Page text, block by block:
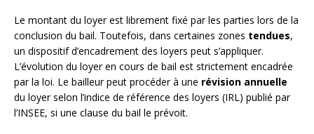
Le montant du loyer est librement fixé par les parties lors de la
conclusion du bail. Toutefois, dans certaines zones tendues,
un dispositif d’encadrement des loyers peut s’appliquer.
L’évolution du loyer en cours de bail est strictement encadrée
par la loi. Le bailleur peut procéder à une révision annuelle
du loyer selon l’indice de référence des loyers (IRL) publié par
l’INSEE, si une clause du bail le prévoit.